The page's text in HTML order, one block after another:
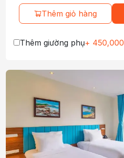
Thêm giỏ hàng
Thêm giường phụ+ 450,000